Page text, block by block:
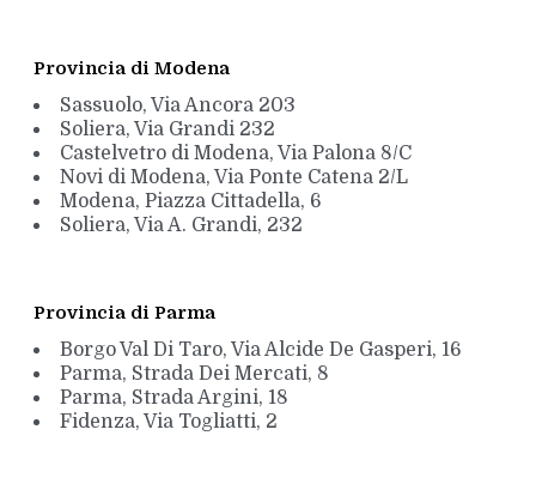
Provincia di Modena
Sassuolo, Via Ancora 203
Soliera, Via Grandi 232
Castelvetro di Modena, Via Palona 8/C
Novi di Modena, Via Ponte Catena 2/L
Modena, Piazza Cittadella, 6
Soliera, Via A. Grandi, 232
Provincia di Parma
Borgo Val Di Taro, Via Alcide De Gasperi, 16
Parma, Strada Dei Mercati, 8
Parma, Strada Argini, 18
Fidenza, Via Togliatti, 2